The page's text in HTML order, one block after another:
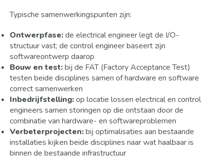
Typische samenwerkingspunten zijn:
Ontwerpfase:de electrical engineer legt de I/O-
structuur vast; de control engineer baseert zijn
softwareontwerp daarop
Bouw en test:bij de FAT (Factory Acceptance Test)
testen beide disciplines samen of hardware en software
correct samenwerken
Inbedrijfstelling:op locatie lossen electrical en control
engineers samen storingen op die ontstaan door de
combinatie van hardware- en softwareproblemen
Verbeterprojecten:bij optimalisaties aan bestaande
installaties kijken beide disciplines naar wat haalbaar is
binnen de bestaande infrastructuur